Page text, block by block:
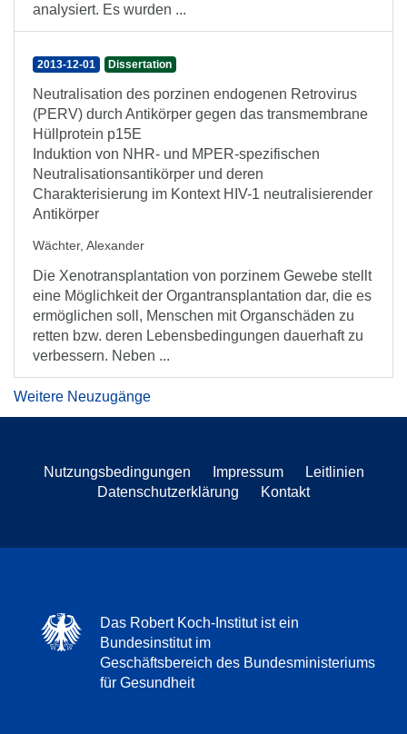
analysiert. Es wurden ...
2013-12-01 Dissertation
Neutralisation des porzinen endogenen Retrovirus
(PERV) durch Antikörper gegen das transmembrane
Hüllprotein p15E
Induktion von NHR- und MPER-spezifischen
Neutralisationsantikörper und deren
Charakterisierung im Kontext HIV-1 neutralisierender
Antikörper
Wächter, Alexander
Die Xenotransplantation von porzinem Gewebe stellt
eine Möglichkeit der Organtransplantation dar, die es
ermöglichen soll, Menschen mit Organschäden zu
retten bzw. deren Lebensbedingungen dauerhaft zu
verbessern. Neben ...
Weitere Neuzugänge
Nutzungsbedingungen Impressum
Leitlinien
Datenschutzerklärung
Kontakt
Das Robert Koch-Institut ist ein
Bundesinstitut im
Geschäftsbereich des Bundesministeriums
für Gesundheit